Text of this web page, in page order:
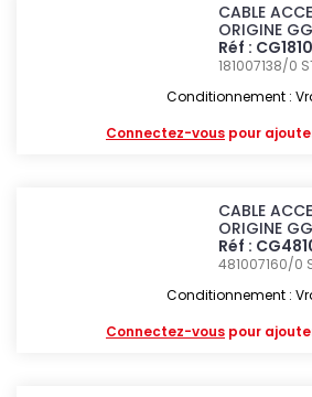
CABLE
ORIGINE
Réf :
181007138/0
Conditionnement :
Connectez-vous pour
CABLE
ORIGINE
Réf :
481007160/0
Conditionnement :
Connectez-vous pour